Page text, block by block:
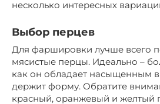
несколько интересных
Выбор перцев
Для фаршировки лучше всего
мясистые перцы. Идеально –
как он обладает насыщенным
держит форму. Обратите
красный, оранжевый и желтый